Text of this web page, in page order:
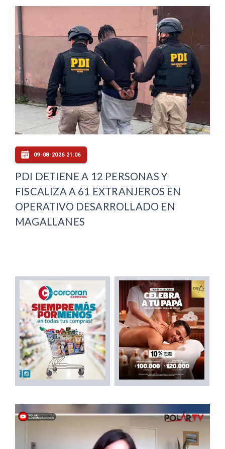
09-08-2026 21:06
PDI DETIENE A 12 PERSONAS Y
FISCALIZA A 61 EXTRANJEROS EN
OPERATIVO DESARROLLADO EN
MAGALLANES